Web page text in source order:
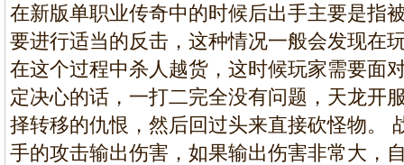
龙
在新版单职业传奇中的时候后出手主要是指
要进行适当的反击，这种情况一般会发现在
在这个过程中杀人越货，这时候玩家需要面
定决心的话，一打二完全没有问题，天龙开
择转移的仇恨，然后回过头来直接砍怪物。
手的攻击输出伤害，如果输出伤害非常大，